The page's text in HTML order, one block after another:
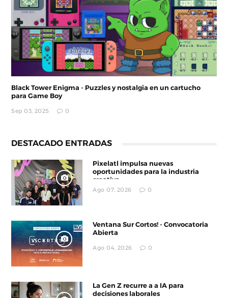
Black Tower Enigma - Puzzles y nostalgia en un cartucho
para Game Boy
Sep 03, 2025 0
DESTACADO ENTRADAS
Pixelatl impulsa nuevas
oportunidades para la industria
creativa
Ago 07, 2026 0
Ventana Sur Cortos! - Convocatoria
Abierta
Ago 04, 2026 0
La Gen Z recurre a a IA para
decisiones laborales